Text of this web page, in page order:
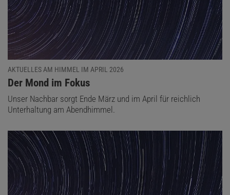
AKTUELLES AM HIMMEL IM APRIL 2026
:
Der Mond im Fokus
Unser Nachbar sorgt Ende März und im April für reichlich
Unterhaltung am Abendhimmel.